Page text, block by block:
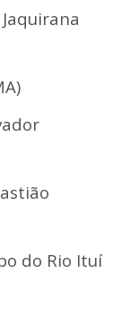
do Rio Ituí